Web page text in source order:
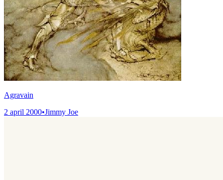
Agravain
2 april 2000•Jimmy Joe